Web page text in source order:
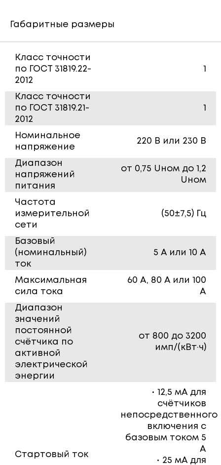
Габаритные размеры
Класс точности
по ГОСТ 31819.22-
2012
1
Класс точности
по ГОСТ 31819.21-
2012
1
Номинальное
напряжение
220 В или 230 В
Диапазон
напряжений
питания
от 0,75 Uном до 1,2
Uном
Частота
измерительной
сети
(50±7,5) Гц
Базовый
(номинальный)
ток
5 А или 10 А
Максимальная
сила тока
60 А, 80 А или 100
А
Диапазон
значений
постоянной
счётчика по
активной
электрической
энергии
от 800 до 3200
имп/(кВт·ч)
Стартовый ток
• 12,5 мА для
счётчиков
непосредственного
включения с
базовым током 5
А
• 25 мА для